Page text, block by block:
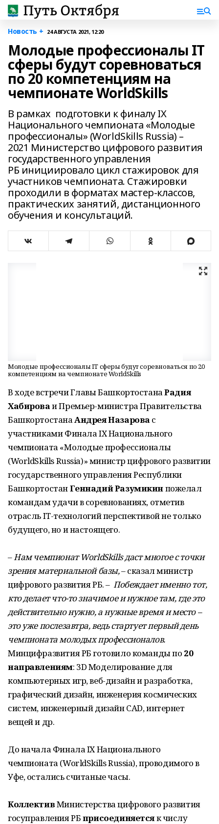
Новость + 24 АВГУСТА 2021, 12:20
Молодые профессионалы IT
сферы будут соревноваться
по 20 компетенциям на
чемпионате WorldSkills
В рамках подготовки к финалу IX
Национального чемпионата «Молодые
профессионалы» (WorldSkills Russia) –
2021 Министерство цифрового развития
государственного управления
РБ инициировало цикл стажировок для
участников чемпионата. Стажировки
проходили в форматах мастер-классов,
практических занятий, дистанционного
обучения и консультаций.
Молодые профессионалы IT сферы будут соревноваться по 20
компетенциям на чемпионате WorldSkills
В ходе встречи Главы БашкортостанаРадия
Хабироваи Премьер-министра Правительства
БашкортостанаАндрея Назарова с
участниками Финала IX Национального
чемпионата «Молодые профессионалы
(WorldSkills Russia)» министр цифрового развитии
государственного управления Республики
БашкортостанГеннадий Разумикинпожелал
командам удачи в соревнованиях, отметив
отрасль IT-технологий перспективой не только
будущего, но и настоящего.
–Нам чемпионат WorldSkills даст многое с точки
зрения материальной базы,– сказал министр
цифрового развития РБ. –Побеждает именно тот,
кто делает что-то значимое и нужное там, где это
действительно нужно, а нужные время и место –
это уже послезавтра, ведь стартует первый день
чемпионата молодых профессионалов.
Минцифразвития РБ готовило команды по 20
направлениям: 3D Моделирование для
компьютерных игр, веб-дизайн и разработка,
графический дизайн, инженерия космических
систем, инженерный дизайн CAD, интернет
вещей и др.
До начала Финала IX Национального
чемпионата (WorldSkills Russia), проводимого в
Уфе, остались считаные часы.
КоллективМинистерства цифрового развития
госуправления РБприсоединяетсяк числу